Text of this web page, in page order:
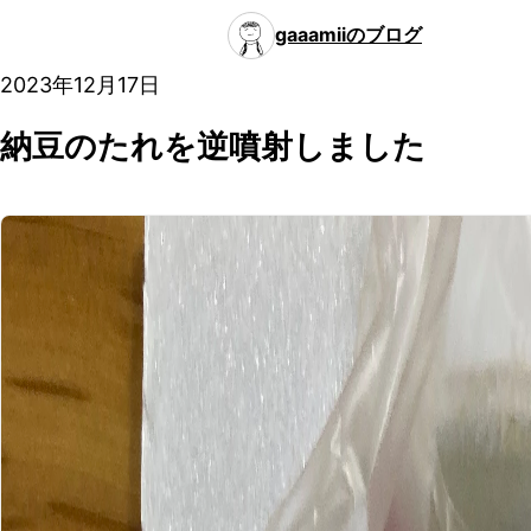
gaaamiiのブログ
2023年12月17日
納豆のたれを逆噴射しました